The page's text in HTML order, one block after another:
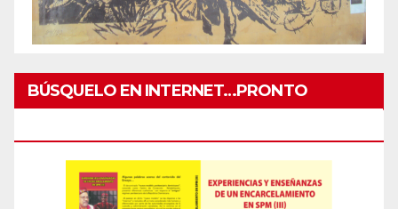
BÚSQUELO EN INTERNET…PRONTO